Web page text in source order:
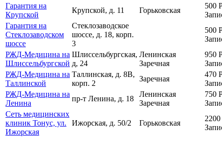
Гарантия на
Крупской
Крупской, д. 11 Горьковская
500
Гарантия на
Стеклозаводском
шоссе
Стеклозаводское
шоссе, д. 18, корп.
3
500
РЖД-Медицина на
Шлиссельбургской
Шлиссельбургская,
д, 24
Ленинская
Заречная
950
РЖД-Медицина на
Таллинской
Таллинская, д. 8В,
корп. 2
Заречная
470
РЖД-Медицина на
Ленина
пр-т Ленина, д. 18
Ленинская
Заречная
750
Сеть медицинских
клиник Тонус, ул.
Ижорская
Ижорская, д. 50/2 Горьковская
2200